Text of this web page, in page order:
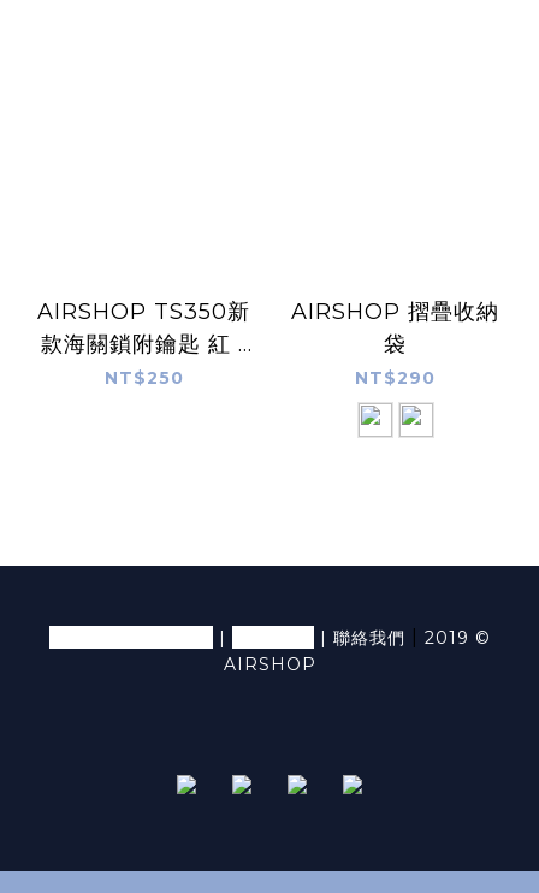
AIRSHOP TS350新
款海關鎖附鑰匙 紅 /
藍
NT$250
AIRSHOP 摺疊收納
袋
NT$290
| | 聯絡我們
2019 ©
AIRSHOP